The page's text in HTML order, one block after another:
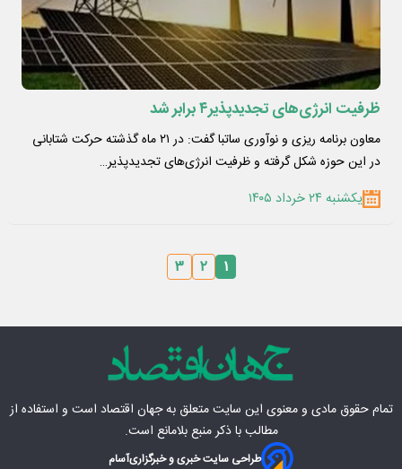
ظرفیت انرژی‌های تجدیدپذیر۴ برابر شد
معاون برنامه ریزی و نوآوری ساتبا گفت: در ۲۱ ماه گذشته حرکت شتابانی
در این حوزه شکل گرفته و ظرفیت انرژی‌های تجدیدپذیر…
یکشنبه ۲۴ خرداد ۱۴۰۵
۱ ۲ ۳
تمام حقوق مادی‌ و معنوی این سایت متعلق بهجهان اقتصاد است و استفاده از
مطالب با ذکر منبع بلامانع است.
طراحی سایت خبری و خبرگزاریآسام